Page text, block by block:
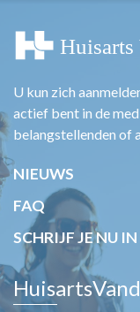
U kun zich
actief bent in de
belangstellenden of
NIEUWS
FAQ
SCHRIJF JE NU IN